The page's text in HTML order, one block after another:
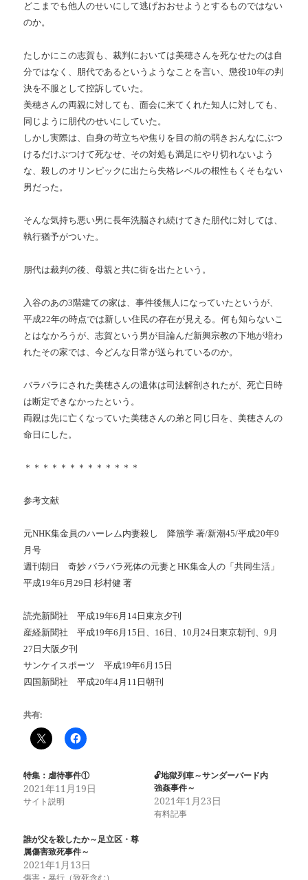
どこまでも他人のせいにして逃げおおせようとするものではない
のか。
たしかにこの志賀も、裁判においては美穂さんを死なせたのは自
分ではなく、朋代であるというようなことを言い、懲役10年の判
決を不服として控訴していた。
美穂さんの両親に対しても、面会に来てくれた知人に対しても、
同じように朋代のせいにしていた。
しかし実際は、自身の苛立ちや焦りを目の前の弱きおんなにぶつ
けるだけぶつけて死なせ、その対処も満足にやり切れないよう
な、殺しのオリンピックに出たら失格レベルの根性もくそもない
男だった。
そんな気持ち悪い男に長年洗脳され続けてきた朋代に対しては、
執行猶予がついた。
朋代は裁判の後、母親と共に街を出たという。
入谷のあの3階建ての家は、事件後無人になっていたというが、
平成22年の時点では新しい住民の存在が見える。何も知らないこ
とはなかろうが、志賀という男が目論んだ新興宗教の下地が培わ
れたその家では、今どんな日常が送られているのか。
バラバラにされた美穂さんの遺体は司法解剖されたが、死亡日時
は断定できなかったという。
両親は先に亡くなっていた美穂さんの弟と同じ日を、美穂さんの
命日にした。
＊＊＊＊＊＊＊＊＊＊＊＊＊
参考文献
元NHK集金員のハーレム内妻殺し 降籏学 著/新潮45/平成20年9
月号
週刊朝日 奇妙 バラバラ死体の元妻とHK集金人の「共同生活」
平成19年6月29日 杉村健 著
読売新聞社 平成19年6月14日東京夕刊
産経新聞社 平成19年6月15日、16日、10月24日東京朝刊、9月
27日大阪夕刊
サンケイスポーツ 平成19年6月15日
四国新聞社 平成20年4月11日朝刊
共有:
特集：虐待事件①
2021年11月19日
サイト説明
🔓地獄列車～サンダーバード内
強姦事件～
2021年1月23日
有料記事
誰が父を殺したか～足立区・尊
属傷害致死事件～
2021年1月13日